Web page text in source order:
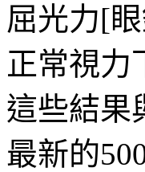
屈光力[
正常視力
這些結果
最新的